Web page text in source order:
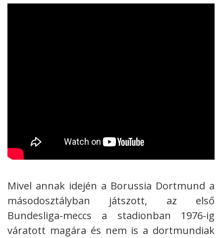
Mivel annak idején a Borussia Dortmund a
másodosztályban játszott, az első
Bundesliga-meccs a stadionban 1976-ig
váratott magára és nem is a dortmundiak